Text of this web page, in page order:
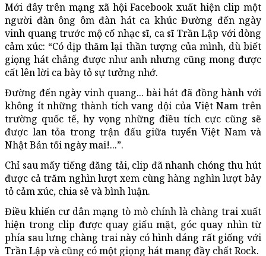
Mới đây trên mạng xã hội Facebook xuất hiện clip một
người đàn ông ôm đàn hát ca khúc Đường đến ngày
vinh quang trước mộ cố nhạc sĩ, ca sĩ Trần Lập với dòng
cảm xúc: “Có dịp thăm lại thần tượng của mình, dù biết
giọng hát chẳng được như anh nhưng cũng mong được
cất lên lời ca bày tỏ sự tưởng nhớ.
Đường đến ngày vinh quang... bài hát đã đồng hành với
không ít những thành tích vang dội của Việt Nam trên
trường quốc tế, hy vọng những điều tích cực cũng sẽ
được lan tỏa trong trận đấu giữa tuyển Việt Nam và
Nhật Bản tối ngày mai!...”.
Chỉ sau mấy tiếng đăng tải, clip đã nhanh chóng thu hút
được cả trăm nghìn lượt xem cùng hàng nghìn lượt bảy
tỏ cảm xúc, chia sẻ và bình luận.
Điều khiến cư dân mạng tò mò chính là chàng trai xuất
hiện trong clip được quay giấu mặt, góc quay nhìn từ
phía sau lưng chàng trai này có hình dáng rất giống với
Trần Lập và cũng có một giọng hát mang đầy chất Rock.